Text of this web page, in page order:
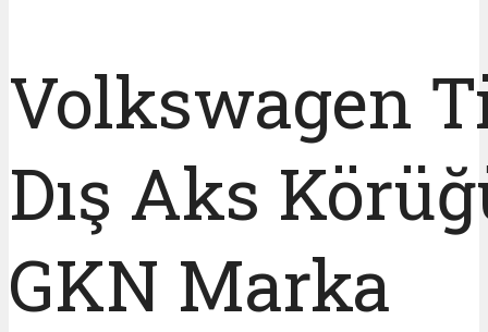
Volkswagen
Dış Aks
GKN Marka